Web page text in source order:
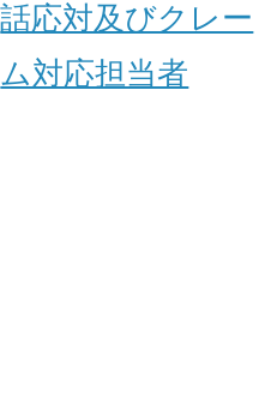
話応対及びクレー
ム対応担当者